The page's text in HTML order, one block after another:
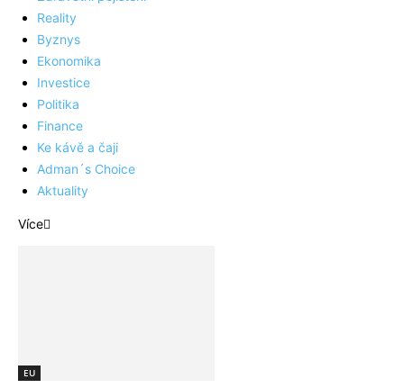
Reality
Byznys
Ekonomika
Investice
Politika
Finance
Ke kávě a čaji
Adman´s Choice
Aktuality
Více
EU